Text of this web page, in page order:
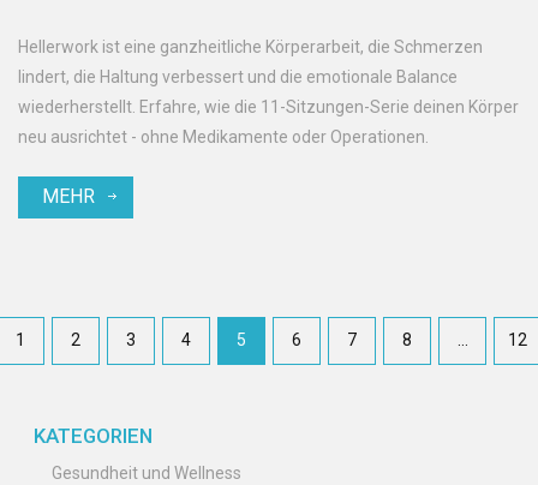
Hellerwork ist eine ganzheitliche Körperarbeit, die Schmerzen
lindert, die Haltung verbessert und die emotionale Balance
wiederherstellt. Erfahre, wie die 11-Sitzungen-Serie deinen Körper
neu ausrichtet - ohne Medikamente oder Operationen.
MEHR
1 2 3 4 5 6 7 8 … 12
KATEGORIEN
Gesundheit und Wellness